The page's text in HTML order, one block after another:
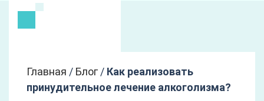
Главная / Блог / Как реализовать
принудительное лечение алкоголизма?